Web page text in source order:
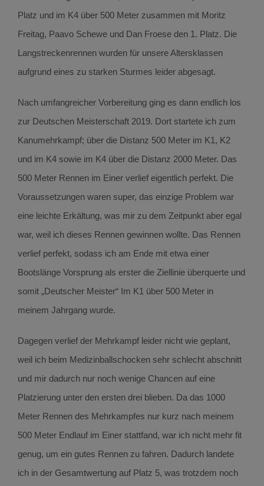
Platz und im K4 über 500 Meter zusammen mit Moritz
Freitag, Paavo Schewe und Dan Froese den 1. Platz. Die
Langstreckenrennen wurden für unsere Altersklassen
aufgrund eines zu starken Sturmes leider abgesagt.
Nach umfangreicher Vorbereitung ging es dann endlich los
zur Deutschen Meisterschaft 2019. Dort startete ich zum
Kanumehrkampf; über die Distanz 500 Meter im K1, K2
und im K4 sowie im K4 über die Distanz 2000 Meter. Das
500 Meter Rennen im Einer verlief eigentlich perfekt. Die
Voraussetzungen waren super, das einzige Problem war
eine leichte Erkältung, was mir zu dem Zeitpunkt aber egal
war, weil ich dieses Rennen gewinnen wollte. Das Rennen
verlief perfekt, sodass ich am Ende mit etwa einer
Bootslänge Vorsprung als erster die Ziellinie überquerte und
somit „Deutscher Meister“ Im K1 über 500 Meter in
meinem Jahrgang wurde.
Dagegen verlief der Mehrkampf leider nicht wie geplant,
weil ich beim Medizinballschocken sehr schlecht abschnitt
und mir dadurch nur noch wenige Chancen auf eine
Platzierung unter den ersten drei blieben. Da das 1000
Meter Rennen des Mehrkampfes nur kurz nach meinem
500 Meter Endlauf im Einer stattfand, war ich nicht mehr fit
genug, um ein gutes Rennen zu fahren. Dadurch landete
ich in der Gesamtwertung auf Platz 5, was trotzdem noch